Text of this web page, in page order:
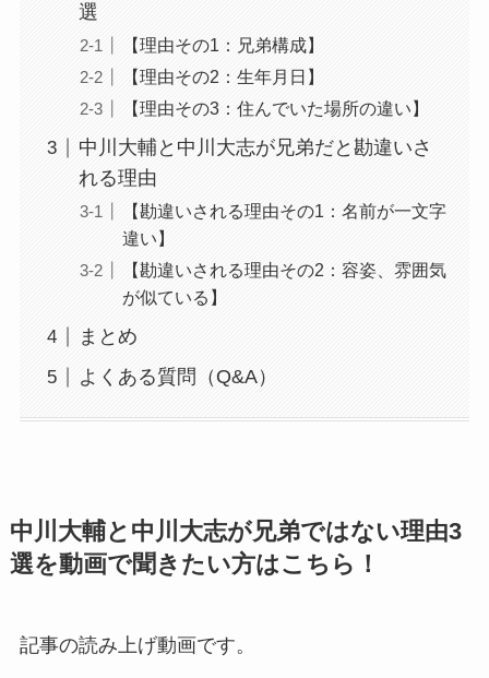
選
【理由その1：兄弟構成】
【理由その2：生年月日】
【理由その3：住んでいた場所の違い】
中川大輔と中川大志が兄弟だと勘違いさ
れる理由
【勘違いされる理由その1：名前が一文字
違い】
【勘違いされる理由その2：容姿、雰囲気
が似ている】
まとめ
よくある質問（Q&A）
中川大輔と中川大志が兄弟ではない理由3
選を動画で聞きたい方はこちら！
記事の読み上げ動画です。